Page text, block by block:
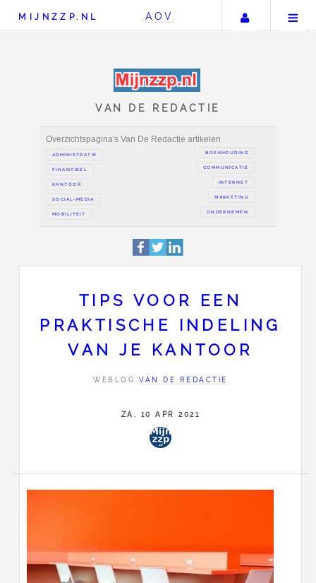
MIJNZZP.NL AOV Uw
VAN DE REDACTIE
Overzichtspagina's Van De Redactie artikelen
ADMINISTRATIE
MOBILITEIT
TIPS VOOR EEN
PRAKTISCHE INDELING
VAN JE KANTOOR
WEBLOGVAN DE REDACTIE
ZA, 10 APR 2021